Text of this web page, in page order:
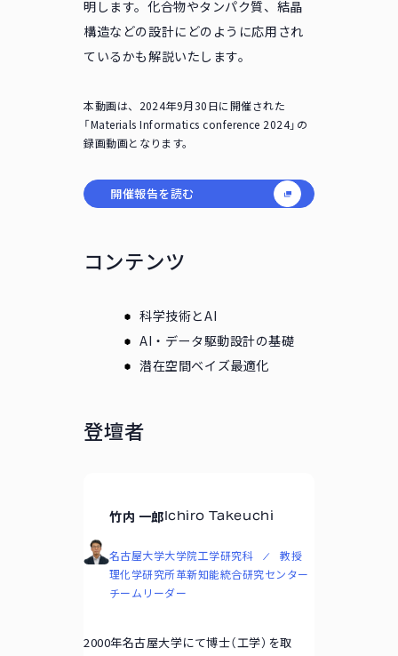
明します。化合物やタンパク質、結晶
構造などの設計にどのように応用され
ているかも解説いたします。
本動画は、2024年9月30日に開催された
「Materials Informatics conference 2024」の
録画動画となります。
開催報告を読む
コンテンツ
科学技術とAI
AI・データ駆動設計の基礎
潜在空間ベイズ最適化
登壇者
竹内 一郎Ichiro Takeuchi
名古屋大学大学院工学研究科
教授
理化学研究所革新知能統合研究センター
チームリーダー
2000年名古屋大学にて博士（工学）を取